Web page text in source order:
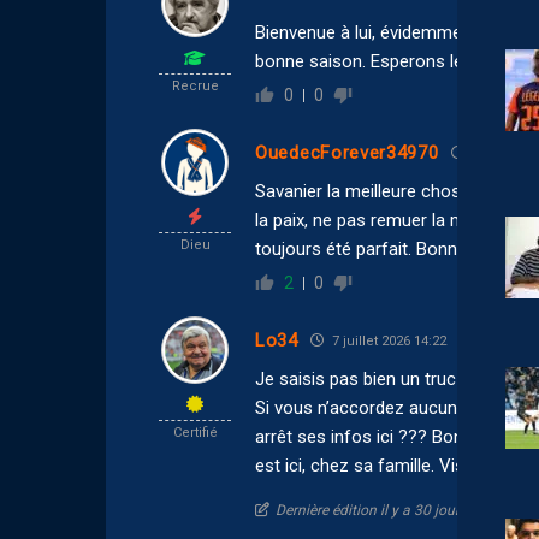
Recrue
Bienvenue à lui, évidemment,
bonne saison. Esperons le meme
0 0
Dieu
OuedecForever34970
Savanier la meilleure chose qu’il
la paix, ne pas remuer la merde
toujours été parfait. Bonne
2 0
Certifié
Lo34 7 juillet 2026 14:22
Je saisis pas bien un truc là…
Si vous n’accordez aucun crédit à
arrêt ses infos ici ??? Bon, sinon,
est ici, chez sa famille. Visite
Dernière édition il y a 30 jours par Lo34